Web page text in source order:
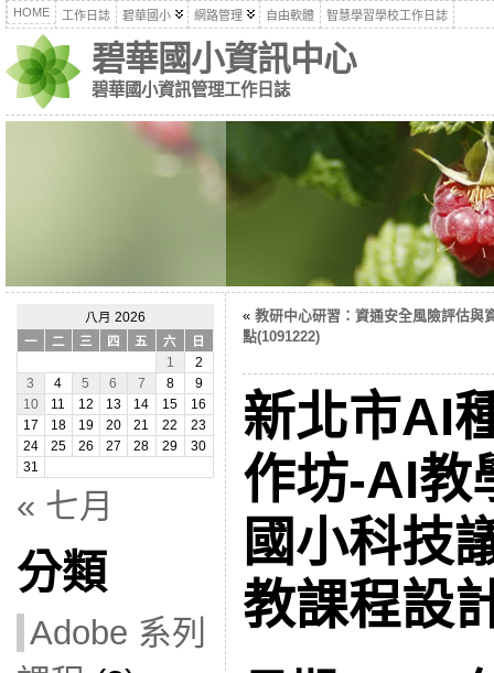
HOME 工作日誌 碧華國小 網路管理 自由軟體 智慧學習學校工作日誌
碧華國小資訊中心
碧華國小資訊管理工作日誌
八月 2026
一
二 三 四 五 六
日
1
2
3
4 5 6 7 8
9
10
11 12 13 14 15
16
17
18 19 20 21 22
23
24
25 26 27 28 29
30
31
« 七月
分類
Adobe 系列
« 教研中心研習：資通安全風險評估與
點(1091222)
新北市AI
作坊-AI教
國小科技
教課程設